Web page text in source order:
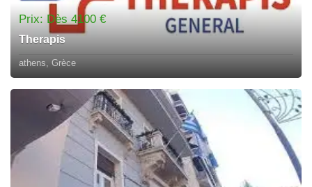
Prix: Dès 4100 €
Therapis
athens, Grèce